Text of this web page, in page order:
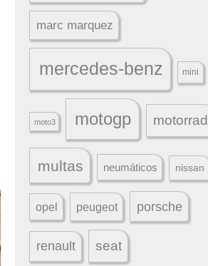
marc marquez
mercedes-benz mini
moto3 motogp motorrad
multas neumáticos nissan
opel peugeot porsche
renault seat